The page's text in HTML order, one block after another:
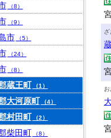
ざ
お
（8）
（9）
市 （5）
（24）
（8）
蔵王町 （1）
大河原町 （4）
村田町 （2）
柴田町 （8）